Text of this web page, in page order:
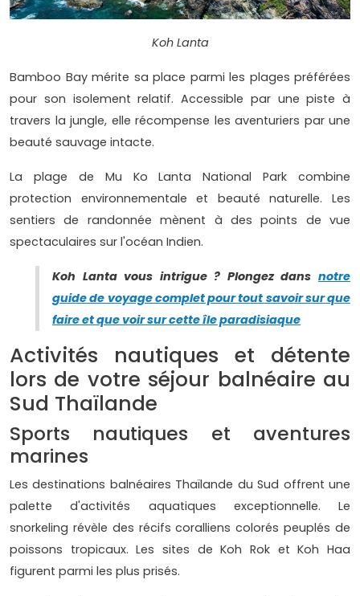
Koh Lanta
Bamboo Bay mérite sa place parmi les plages préférées
pour son isolement relatif. Accessible par une piste à
travers la jungle, elle récompense les aventuriers par une
beauté sauvage intacte.
La plage de Mu Ko Lanta National Park combine
protection environnementale et beauté naturelle. Les
sentiers de randonnée mènent à des points de vue
spectaculaires sur l'océan Indien.
Koh Lanta vous intrigue ? Plongez dans notre
guide de voyage complet pour tout savoir sur que
faire et que voir sur cette île paradisiaque
Activités nautiques et détente
lors de votre séjour balnéaire au
Sud Thaïlande
Sports nautiques et aventures
marines
Les destinations balnéaires Thaïlande du Sud offrent une
palette d'activités aquatiques exceptionnelle. Le
snorkeling révèle des récifs coralliens colorés peuplés de
poissons tropicaux. Les sites de Koh Rok et Koh Haa
figurent parmi les plus prisés.